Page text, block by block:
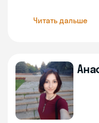
Читать дальше